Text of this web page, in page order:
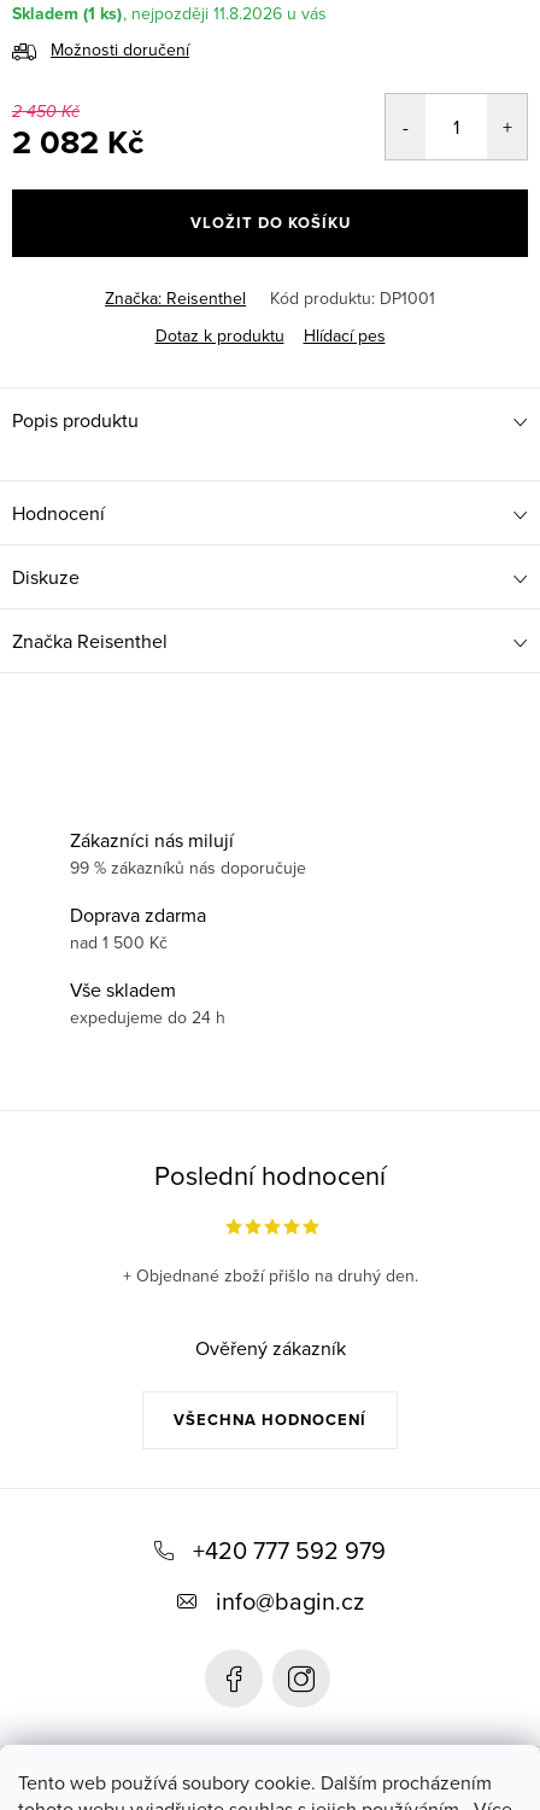
Tento web používá soubory cookie. Dalším procházením
Skladem (1 ks)
11.8.2026
Možnosti doručení
2 450 Kč
2 082 Kč
cena:
VLOŽIT DO KOŠÍKU
Značka: Reisenthel Kód produktu: DP1001
Dotaz k produktu
Hlídací pes
Popis produktu
Hodnocení
Diskuze
Značka Reisenthel
Zákazníci nás milují
99 % zákazníků nás doporučuje
Doprava zdarma
nad 1 500 Kč
Vše skladem
expedujeme do 24 h
Poslední hodnocení
VŠECHNA HODNOCENÍ
+ Objednané zboží přišlo na druhý den.
Ověřený zákazník
+420 777 592 979
info@bagin.cz
Bagin.cz